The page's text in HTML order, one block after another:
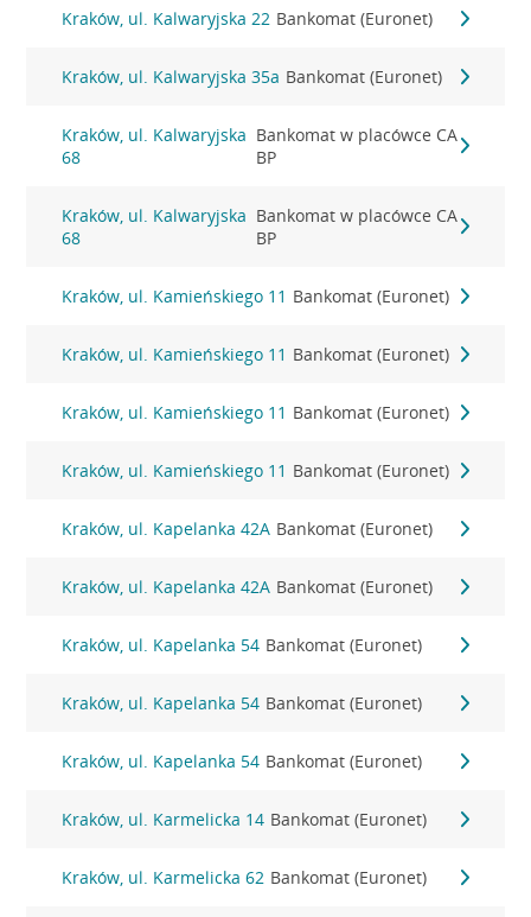
Kraków, ul. Kalwaryjska 22 Bankomat (Euronet)
Kraków, ul. Kalwaryjska 35a Bankomat (Euronet)
Kraków, ul. Kalwaryjska
68
Bankomat w placówce CA
BP
Kraków, ul. Kalwaryjska
68
Bankomat w placówce CA
BP
Kraków, ul. Kamieńskiego 11 Bankomat (Euronet)
Kraków, ul. Kamieńskiego 11 Bankomat (Euronet)
Kraków, ul. Kamieńskiego 11 Bankomat (Euronet)
Kraków, ul. Kamieńskiego 11 Bankomat (Euronet)
Kraków, ul. Kapelanka 42A Bankomat (Euronet)
Kraków, ul. Kapelanka 42A Bankomat (Euronet)
Kraków, ul. Kapelanka 54 Bankomat (Euronet)
Kraków, ul. Kapelanka 54 Bankomat (Euronet)
Kraków, ul. Kapelanka 54 Bankomat (Euronet)
Kraków, ul. Karmelicka 14 Bankomat (Euronet)
Kraków, ul. Karmelicka 62 Bankomat (Euronet)